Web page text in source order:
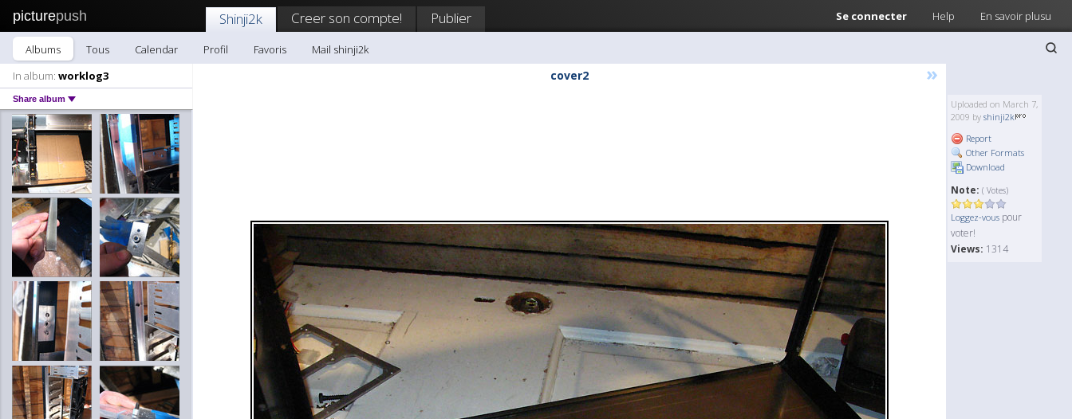
picturepush Se connecter Help En savoir plusu
Shinji2k Creer son compte! Publier
Albums Tous Calendar Profil Favoris
Mail shinji2k
In album: worklog3
Share album
cover2 »
Uploaded on March 7,
2009 by shinji2k
Report
Other Formats
Download
Note: ( Votes)
Loggez-vous pour
voter!
Views: 1314